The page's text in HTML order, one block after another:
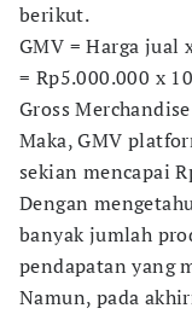
berikut.
GMV = Harga jual
= Rp5.000.000 x 10
Gross
Maka, GMV
sekian mencapai
Dengan
banyak jumlah
pendapatan yang
Namun, pada